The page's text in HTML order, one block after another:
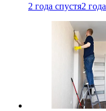
2 года спустя2